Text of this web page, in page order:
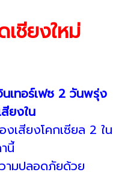
ชียงใหม่
เทอร์เฟซ 2 วันพรุ่ง
ยงใน
งเสียงโคกเซียล 2 ใน
นี้
ามปลอดภัยด้วย